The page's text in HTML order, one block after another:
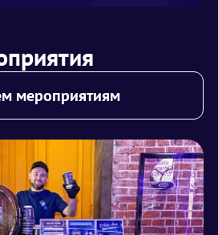
мероприятиям